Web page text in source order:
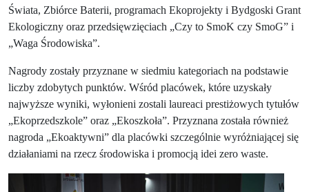
Świata, Zbiórce Baterii, programach Ekoprojekty i Bydgoski Grant
Ekologiczny oraz przedsięwzięciach „Czy to SmoK czy SmoG” i
„Waga Środowiska”.
Nagrody zostały przyznane w siedmiu kategoriach na podstawie
liczby zdobytych punktów. Wśród placówek, które uzyskały
najwyższe wyniki, wyłonieni zostali laureaci prestiżowych tytułów
„Ekoprzedszkole” oraz „Ekoszkoła”. Przyznana została również
nagroda „Ekoaktywni” dla placówki szczególnie wyróżniającej się
działaniami na rzecz środowiska i promocją idei zero waste.